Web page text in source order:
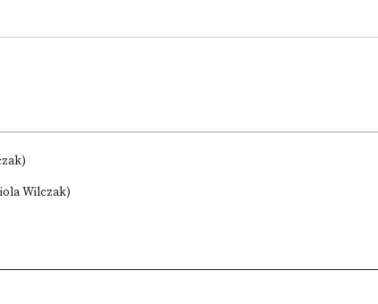
Wilczak)